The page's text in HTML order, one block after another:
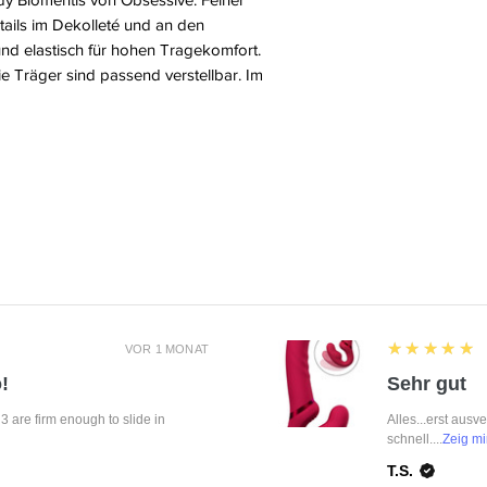
im Dekolleté und an den
elastisch für hohen Tragekomfort.
Träger sind passend verstellbar. Im
VOR 1 MONAT
are firm enough to slide in
5
★★★★★
Sehr gut
Alles...erst
schnell....Zeig
T.S.